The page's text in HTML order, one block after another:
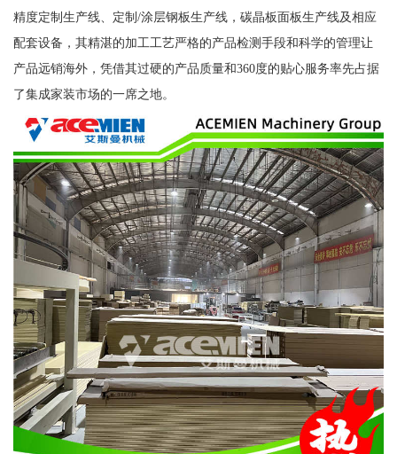
精度定制生产线、定制/涂层钢板生产线，碳晶板面板生产线及相应
配套设备，其精湛的加工工艺严格的产品检测手段和科学的管理让
产品远销海外，凭借其过硬的产品质量和360度的贴心服务率先占据
了集成家装市场的一席之地。